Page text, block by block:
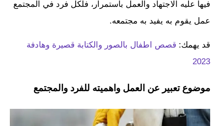
فيها عليه الاجتهاد والعمل باستمرار، فلكل فرد في المجتمع
عمل يقوم به يفيد به مجتمعه.
قد يهمك: قصص اطفال بالصور والكتابة قصيرة وهادفة
2023
موضوع تعبير عن العمل واهميته للفرد والمجتمع